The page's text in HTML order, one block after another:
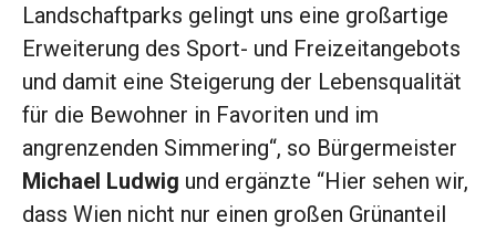
Landschaftparks gelingt uns eine großartige
Erweiterung des Sport- und Freizeitangebots
und damit eine Steigerung der Lebensqualität
für die Bewohner in Favoriten und im
angrenzenden Simmering“, so Bürgermeister
Michael Ludwig und ergänzte “Hier sehen wir,
dass Wien nicht nur einen großen Grünanteil